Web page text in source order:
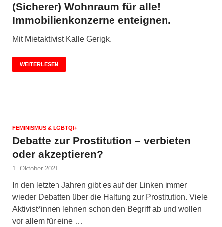
(Sicherer) Wohnraum für alle!
Immobilienkonzerne enteignen.
Mit Mietaktivist Kalle Gerigk.
WEITERLESEN
FEMINISMUS & LGBTQI+
Debatte zur Prostitution – verbieten
oder akzeptieren?
1. Oktober 2021
In den letzten Jahren gibt es auf der Linken immer
wieder Debatten über die Haltung zur Prostitution. Viele
Aktivist*innen lehnen schon den Begriff ab und wollen
vor allem für eine …